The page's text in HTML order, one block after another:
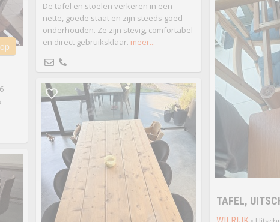
De tafel en stoelen verkeren in een
nette, goede staat en zijn steeds goed
onderhouden. Ze zijn stevig, comfortabel
en direct gebruiksklaar. meer...
TAFEL,